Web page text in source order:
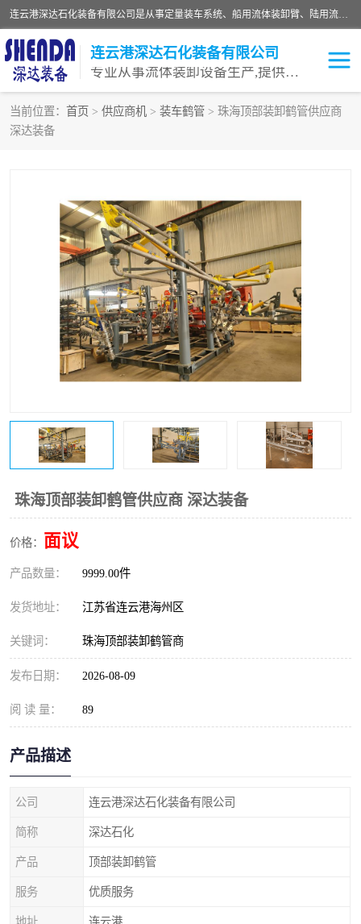
连云港深达石化装备有限公司是从事定量装车系统、船用流体装卸臂、陆用流体装卸臂（鹤管）、活动梯、钢构平台等全系列流体装卸设备的设计、制造、销售以及服务的专业供应商。公司始终以客户为中心，密切跟踪国内外油气储运及装卸设备先进技术的发展，以先进的技术、优质的产品、一流的服务，满足客户需求。
连云港深达石化装备有限公司
专业从事流体装卸设备生产,提供全面解决方案，生产与定制服务
当前位置： 首页 > 供应商机 > 装车鹤管 > 珠海顶部装卸鹤管供应商
深达装备
珠海顶部装卸鹤管供应商 深达装备
价格： 面议
产品数量： 9999.00件
发货地址： 江苏省连云港海州区
关键词： 珠海顶部装卸鹤管商
发布日期： 2026-08-09
阅 读 量： 89
产品描述
公司 连云港深达石化装备有限公司
简称 深达石化
产品 顶部装卸鹤管
服务 优质服务
鹤管
液氨装鹤管 潜油泵鹤管
流体装卸臂 输油臂
撬装鹤管 汽车鹤管
火车鹤管